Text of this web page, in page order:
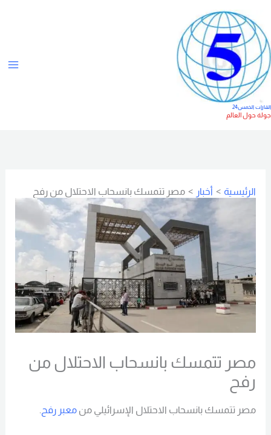
الخمس24
حول العالم
الرئيسية أخبار مصر تتمسك بانسحاب الاحتلال من رفح
مصر تتمسك بانسحاب الاحتلال من
رفح
مصر تتمسك بانسحاب الاحتلال الإسرائيلي من معبر رفح
ص
ف
ا